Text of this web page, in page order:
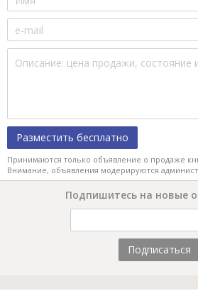
Разместить бесплатно
Принимаются только объявление о продаже
Внимание, объявления модерируются
Подпишитесь на новые
Подписаться